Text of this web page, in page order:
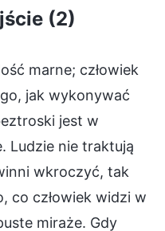
(2)
marne; człowiek
jak wykonywać
jest w
Ludzie nie traktują
wkroczyć, tak
co człowiek widzi w
miraże. Gdy